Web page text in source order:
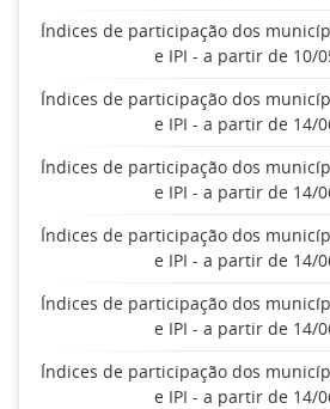
Índices de participação dos
e IPI - a partir de 10/
Índices de participação dos
e IPI - a partir de 14/
Índices de participação dos
e IPI - a partir de 14/
Índices de participação dos
e IPI - a partir de 14/
Índices de participação dos
e IPI - a partir de 14/
Índices de participação dos
e IPI - a partir de 14/